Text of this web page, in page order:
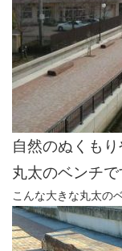
自然のぬくも
丸太のベンチで
こんな大きな丸太の